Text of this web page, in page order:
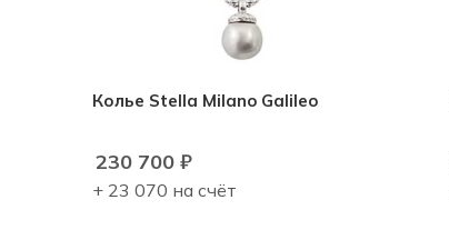
Колье Stella Milano Galileo
230 700₽
+ 23 070 на счёт